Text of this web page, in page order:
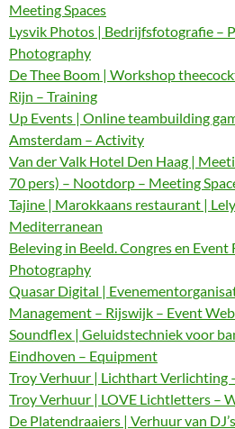
Meeting Spaces
Lysvik Photos | Bedrijfsfotografie –
Photography
De Thee Boom | Workshop
Rijn – Training
Up Events | Online teambuilding
Amsterdam – Activity
Van der Valk Hotel Den Haag |
70 pers) – Nootdorp – Meeting
Tajine | Marokkaans restaurant |
Mediterranean
Beleving in Beeld. Congres en
Photography
Quasar Digital |
Management – Rijswijk – Event
Soundflex | Geluidstechniek voor
Eindhoven – Equipment
Troy Verhuur | Lichthart Verlichting
Troy Verhuur | LOVE Lichtletters –
De Platendraaiers | Verhuur van